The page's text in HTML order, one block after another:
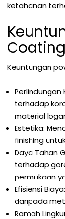
ketahanan
Coating
Keuntungan
Perlindungan
terhadap
material
Estetika:
finishing
Daya Tahan
terhadap
permukaan
Efisiensi
daripada
Ramah